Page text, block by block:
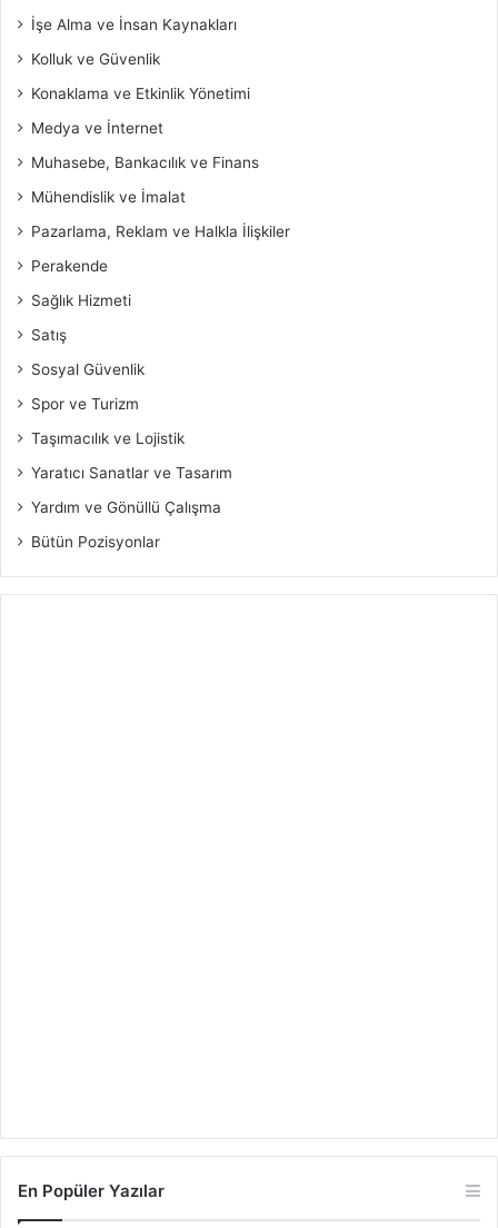
İşe Alma ve İnsan Kaynakları
Kolluk ve Güvenlik
Konaklama ve Etkinlik Yönetimi
Medya ve İnternet
Muhasebe, Bankacılık ve Finans
Mühendislik ve İmalat
Pazarlama, Reklam ve Halkla İlişkiler
Perakende
Sağlık Hizmeti
Satış
Sosyal Güvenlik
Spor ve Turizm
Taşımacılık ve Lojistik
Yaratıcı Sanatlar ve Tasarım
Yardım ve Gönüllü Çalışma
Bütün Pozisyonlar
En Popüler Yazılar